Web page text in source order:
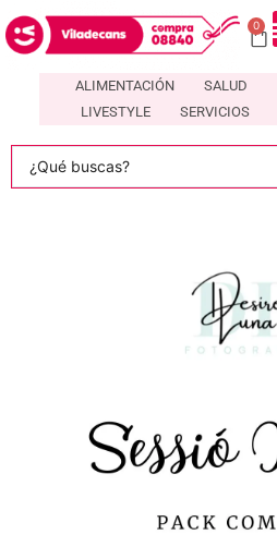
0
ALIMENTACIÓN SALUD
LIVESTYLE
SERVICIOS